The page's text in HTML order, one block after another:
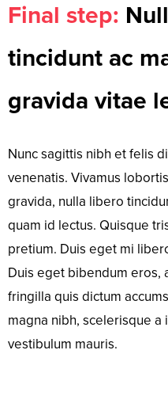
Final step:
tincidunt ac
gravida vitae
Nunc sagittis nibh et felis
venenatis. Vivamus
gravida, nulla libero
quam id lectus. Quisque
pretium. Duis eget mi
Duis eget bibendum eros,
fringilla quis dictum
magna nibh, scelerisque a
vestibulum mauris.